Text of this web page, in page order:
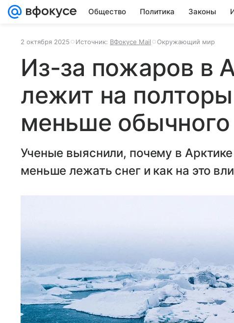
Общество Политика Законы
2 октября 2025 Источник: ВФокусе Mail Окружающий мир
Из-за пожаров в
лежит на
меньше обычного
Ученые выяснили, почему в
меньше лежать снег и как на это